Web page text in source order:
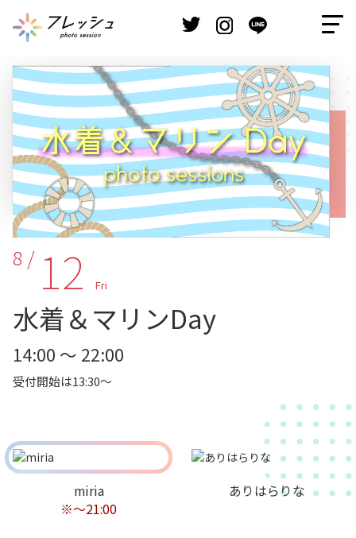
8 / 12 Fri
水着＆マリンDay
14:00 ～ 22:00
受付開始は13:30～
miria
※〜21:00
ありはらりな